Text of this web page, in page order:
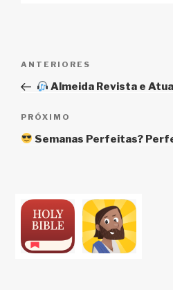
Post
Post
anterior
ANTERIORES
Almeida Revista e
Próximo
post
PRÓXIMO
Semanas Perfeitas?